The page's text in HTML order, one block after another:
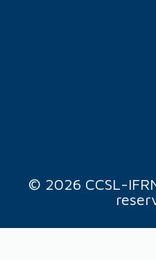
© 2026 CCSL-